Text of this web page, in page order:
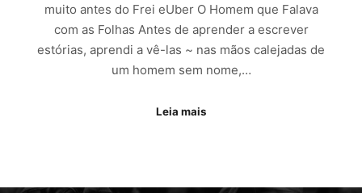
muito antes do Frei eUber O Homem que Falava
com as Folhas Antes de aprender a escrever
estórias, aprendi a vê-las ~ nas mãos calejadas de
um homem sem nome,…
Leia mais